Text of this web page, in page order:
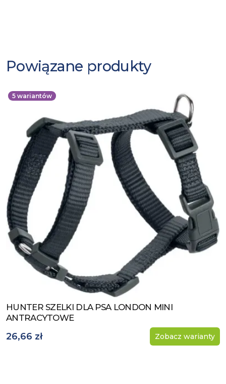
Powiązane produkty
5 wariantów
Zobacz produkt
HUNTER SZELKI DLA PSA LONDON MINI
ANTRACYTOWE
26,66 zł Zobacz warianty